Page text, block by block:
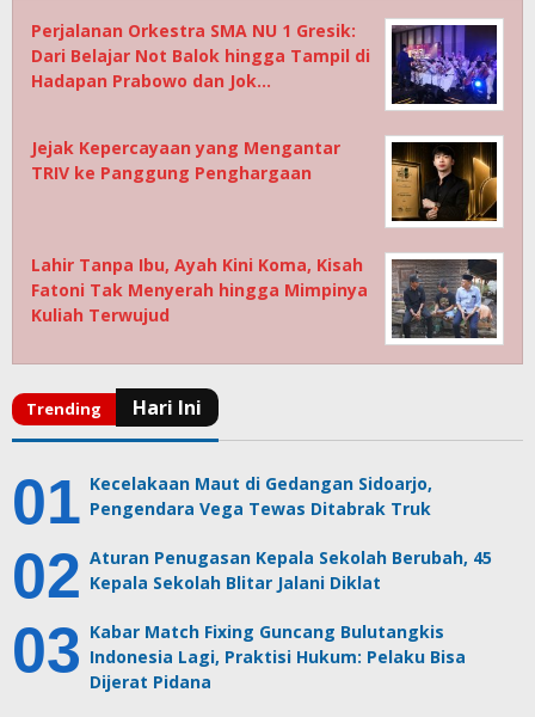
Perjalanan Orkestra SMA NU 1 Gresik:
Dari Belajar Not Balok hingga Tampil di
Hadapan Prabowo dan Jok…
Jejak Kepercayaan yang Mengantar
TRIV ke Panggung Penghargaan
Lahir Tanpa Ibu, Ayah Kini Koma, Kisah
Fatoni Tak Menyerah hingga Mimpinya
Kuliah Terwujud
Kecelakaan Maut di Gedangan Sidoarjo,
Pengendara Vega Tewas Ditabrak Truk
Aturan Penugasan Kepala Sekolah Berubah, 45
Kepala Sekolah Blitar Jalani Diklat
Kabar Match Fixing Guncang Bulutangkis
Indonesia Lagi, Praktisi Hukum: Pelaku Bisa
Dijerat Pidana